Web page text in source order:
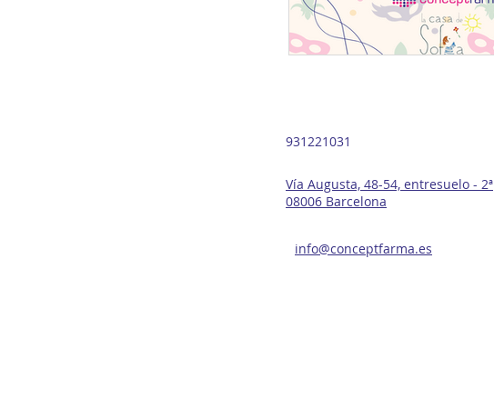
931221031
Vía Augusta, 48-54, entresuelo - 2ª
08006 Barcelona
info@conceptfarma.es